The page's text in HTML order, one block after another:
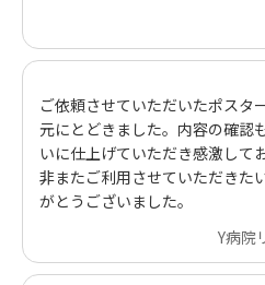
ご依頼させていただいたポスタ
元にとどきました。内容の確認
いに仕上げていただき感激して
非またご利用させていただきた
がとうございました。
Y病